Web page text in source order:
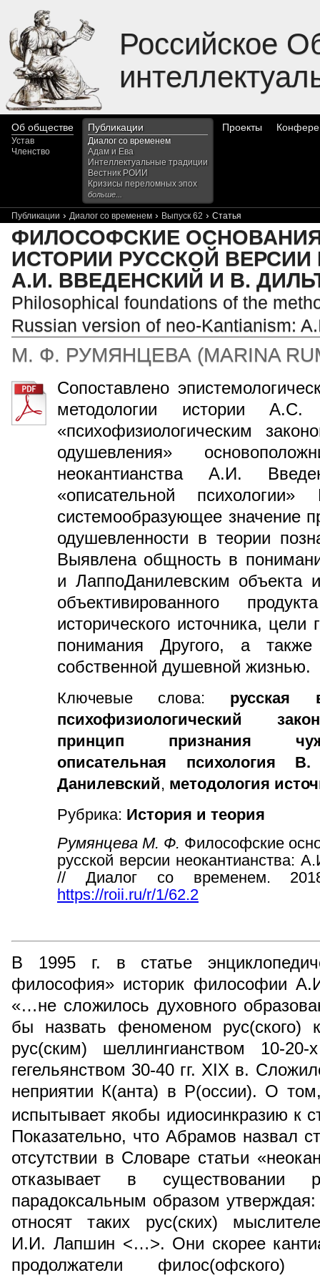
Российское
Об обществе
Устав
Членство
Публикации
Диалог со временем
Адам и Ева
Интеллектуальные традиции
Вестник РОИИ
Кризисы переломных эпох
больше...
Проекты
Публикации › Диалог со временем › Выпуск 62 › Статья
ФИЛОСОФСКИЕ
ИСТОРИИ РУССКОЙ
А.И. ВВЕДЕНСКИЙ И В.
Philosophical foundations of the
Russian version of neo-Kantianism:
М. Ф. РУМЯНЦЕВА (MARINA
Сопоставлено
методологии истории А.С.
«психофизиологическим
одушевления»
неокантианства А.И.
«описательной
системообразующее значение
одушевленности в теории
Выявлена общность в
и ЛаппоДанилевским объекта
объективированного
исторического источника, цели
понимания Другого, а
собственной душевной жизнью.
Ключевые слова: русская
психофизиологический
принцип признания
описательная психология
Данилевский, методология
Рубрика: История и теория
Румянцева М. Ф. Философские
русской версии неокантианства:
// Диалог со временем.
https://roii.ru/r/1/62.2
В 1995 г. в статье
философия» историк философии
«…не сложилось духовного
бы назвать феноменом рус(ского)
рус(ским) шеллингианством 10-
гегельянством 30-40 гг. XIX в.
неприятии К(анта) в Р(оссии). О
испытывает якобы идиосинкразию к
Показательно, что Абрамов назвал
отсутствии в Словаре статьи
отказывает в существовании
парадоксальным образом
относят таких рус(ских)
И.И. Лапшин <…>. Они скорее
продолжатели